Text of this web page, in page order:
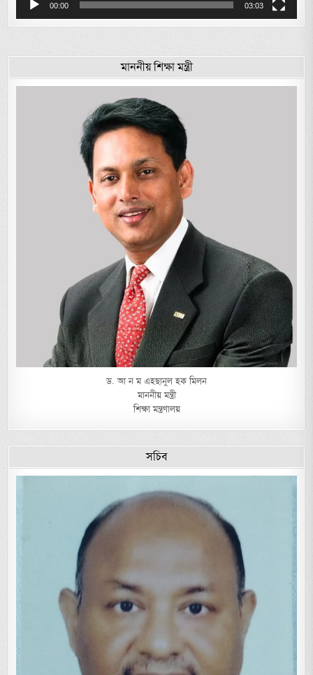
00:00 03:03
মাননীয় শিক্ষা মন্ত্রী
ড. আ ন ম এহছানুল হক মিলন
মাননীয় মন্ত্রী
শিক্ষা মন্ত্রণালয়
সচিব